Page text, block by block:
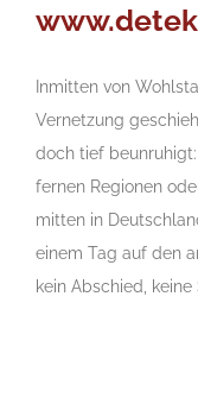
Inmitten von
Vernetzung
doch tief
fernen Regionen
mitten in
einem Tag auf den
kein Abschied,